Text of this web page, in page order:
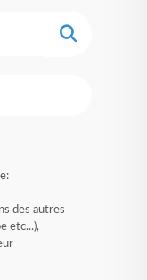
des autres
etc...),